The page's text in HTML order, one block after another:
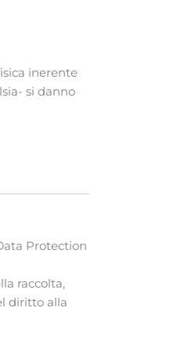
inerente
si danno
Protection
raccolta,
diritto alla